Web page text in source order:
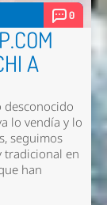
0
A
desconocido
lo vendía y lo
seguimos
tradicional en
han